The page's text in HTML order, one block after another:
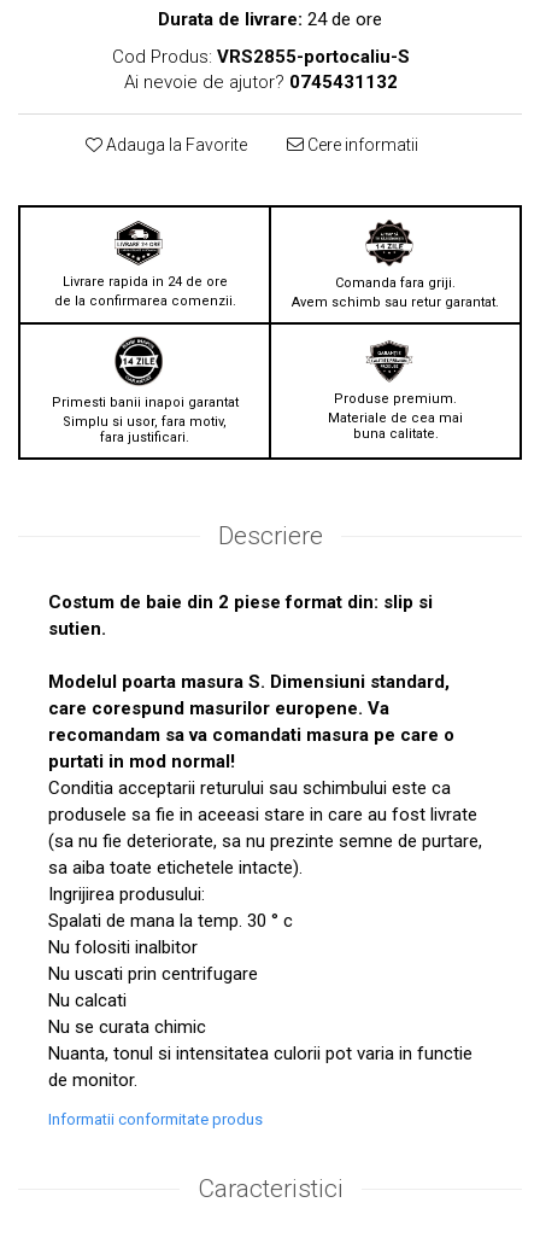
Durata de livrare: 24 de ore
Cod Produs: VRS2855-portocaliu-S
Ai nevoie de ajutor? 0745431132
Adauga la Favorite Cere informatii
Livrare rapida in 24 de ore
de la confirmarea comenzii.
Comanda fara griji.
Avem schimb sau retur garantat.
Primesti banii inapoi garantat
Simplu si usor, fara motiv,
fara justificari.
Produse premium.
Materiale de cea mai
buna calitate.
Descriere
Costum de baie din 2 piese format din: slip si
sutien.
Modelul poarta masura S. Dimensiuni standard,
care corespund masurilor europene. Va
recomandam sa va comandati masura pe care o
purtati in mod normal!
Conditia acceptarii returului sau schimbului este ca
produsele sa fie in aceeasi stare in care au fost livrate
(sa nu fie deteriorate, sa nu prezinte semne de purtare,
sa aiba toate etichetele intacte).
Ingrijirea produsului:
Spalati de mana la temp. 30 ° c
Nu folositi inalbitor
Nu uscati prin centrifugare
Nu calcati
Nu se curata chimic
Nuanta, tonul si intensitatea culorii pot varia in functie
de monitor.
Informatii conformitate produs
Caracteristici